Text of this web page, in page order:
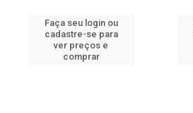
Faça seu login ou
cadastre-se para
ver preços e
comprar